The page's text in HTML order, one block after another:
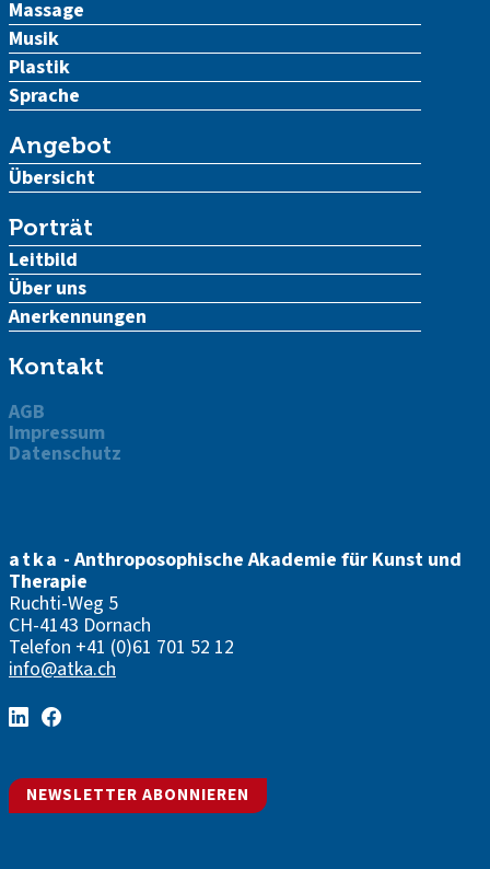
Massage
Musik
Plastik
Sprache
Angebot
Übersicht
Porträt
Leitbild
Über uns
Anerkennungen
Kontakt
AGB
Impressum
Datenschutz
atka - Anthroposophische Akademie für Kunst und
Therapie
Ruchti-Weg 5
CH-4143 Dornach
Telefon +41 (0)61 701 52 12
info@atka.ch
NEWSLETTER ABONNIEREN